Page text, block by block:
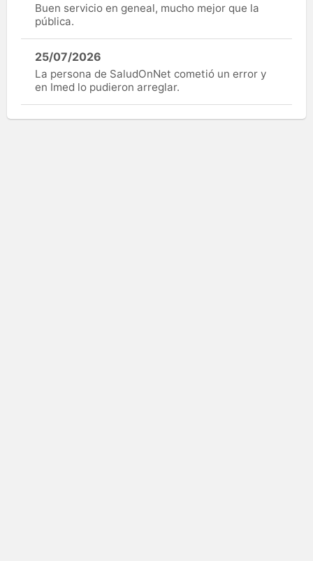
Buen servicio en geneal, mucho mejor que la
pública.
25/07/2026
La persona de SaludOnNet cometió un error y
en Imed lo pudieron arreglar.